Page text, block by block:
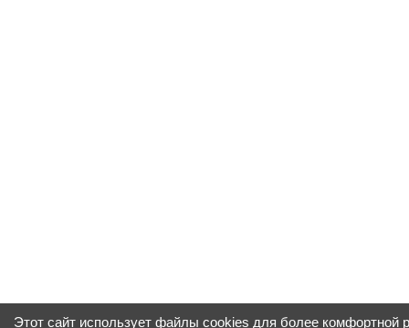
Этот сайт использует файлы cookies для более комфортной